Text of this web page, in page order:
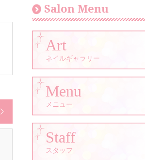
Salon Menu
Art
ネイルギャラリー
Menu
メニュー
Staff
スタッフ